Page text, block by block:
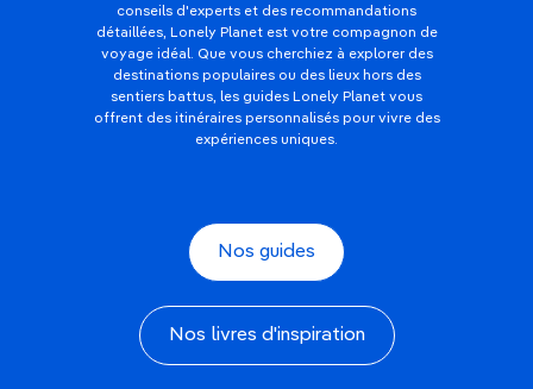
conseils d'experts et des recommandations
détaillées, Lonely Planet est votre compagnon de
voyage idéal. Que vous cherchiez à explorer des
destinations populaires ou des lieux hors des
sentiers battus, les guides Lonely Planet vous
offrent des itinéraires personnalisés pour vivre des
expériences uniques.
Nos guides
Nos livres d'inspiration